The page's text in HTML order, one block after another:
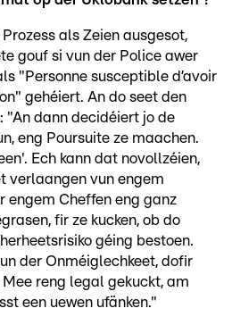
als Zeien ausgesot,
gouf si vun der Police awer
"Personne susceptible d’avoir
gehéiert. An do seet den
"An dann decidéiert jo de
eng Poursuite ze maachen.
Ech kann dat novollzéien,
verlaangen vun engem
engem Cheffen eng ganz
fir ze kucken, ob do
géing bestoen.
der Onméiglechkeet, dofir
reng legal gekuckt, am
een uewen ufänken."